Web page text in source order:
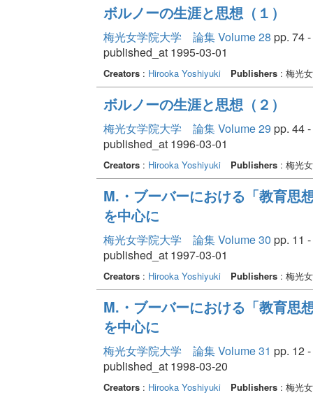
ボルノーの生涯と思想（１）
梅光女学院大学 論集 Volume 28 pp. 74
published_at 1995-03-01
Creators: Hirooka Yoshiyuki Publishers: 梅光
ボルノーの生涯と思想（２）
梅光女学院大学 論集 Volume 29 pp. 44
published_at 1996-03-01
Creators: Hirooka Yoshiyuki Publishers: 梅光
M.・ブーバーにおける「教育思
を中心に
梅光女学院大学 論集 Volume 30 pp. 11
published_at 1997-03-01
Creators: Hirooka Yoshiyuki Publishers: 梅光
M.・ブーバーにおける「教育思
を中心に
梅光女学院大学 論集 Volume 31 pp. 12
published_at 1998-03-20
Creators: Hirooka Yoshiyuki Publishers: 梅光